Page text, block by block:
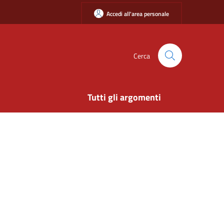
Accedi all'area personale
Cerca
Tutti gli argomenti